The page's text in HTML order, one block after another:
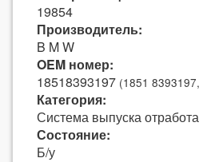
19854
Производитель:
B M W
OEM номер:
18518393197 (1851
Категория:
Система выпуска
Состояние:
Б/у